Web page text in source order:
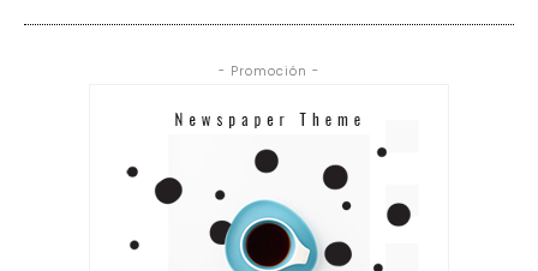
- Promoción -